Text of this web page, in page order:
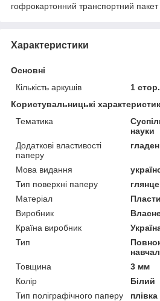
гофрокартонний транспортний пакет
Характеристики
Основні
Кількість аркушів
1 стор.
Користувальницькі
Тематика
науки
Додаткові властивості
паперу
Мова видання
Тип поверхні паперу
Матеріал
Виробник
Країна виробник
Тип
Товщина
3 мм
Колір
Білий
Тип поліграфічного паперу
плівка